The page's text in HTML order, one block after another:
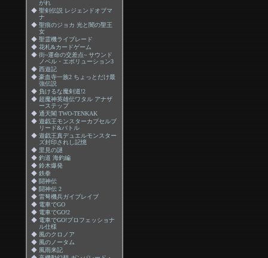
がれ
◆ 聖剣伝説 レジェンドオブマ
ナ
◆ 聖痕のジョカ 光と闇の聖王
女
◆ 聖霊機ライブレード
◆ 花札&カードゲーム
◆ 街~運命の交差点~ サウンド
ノベル・エボリューション3
◆ 西遊記
◆ 豪血寺一族2 ちょっとだけ最
強伝説
◆ 負けるな魔剣道!2
◆ 超魔神英雄伝ワタル アナザ
ーステップ
◆ 通天閣 TWO-TENKAK
◆ 遊戯王モンスターカプセルブ
リード&バトル
◆ 遊戯王真デュエルモンスター
ズ封印されし記憶
◆ 里見の謎
◆ 釣道 海釣編
◆ 鈴木爆発
◆ 鉄拳
◆ 闘神伝
◆ 闘神伝 2
◆ 雷弩機兵ガイブレイブ
◆ 電車でGO
◆ 電車でGO!2
◆ 電車でGO!プロフェッショナ
ル仕様
◆ 風のクロノア
◆ 風のノータム
◆ 風雨来記